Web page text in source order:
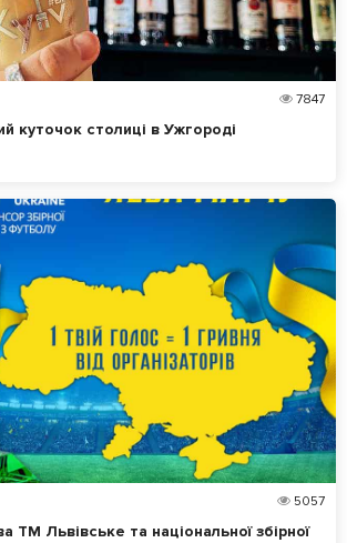
7847
куточок столиці в Ужгороді
5057
ТМ Львівське та національної збірної